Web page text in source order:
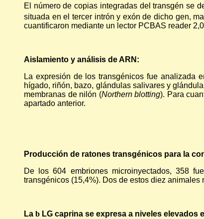
El número de copias integradas del transgén se
situada en el tercer intrón y exón de dicho gen,
cuantificaron mediante un lector PCBAS reader
Aislamiento y análisis de ARN:
La expresión de los transgénicos fue analizada
hígado, riñón, bazo, glándulas salivares y
membranas de nilón (Northern blotting). Para
apartado anterior.
Producción de ratones transgénicos para la
De los 604 embriones microinyectados, 358
transgénicos (15,4%). Dos de estos diez
La b LG caprina se expresa a niveles